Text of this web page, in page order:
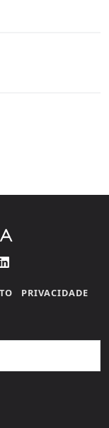
PRIVACIDADE